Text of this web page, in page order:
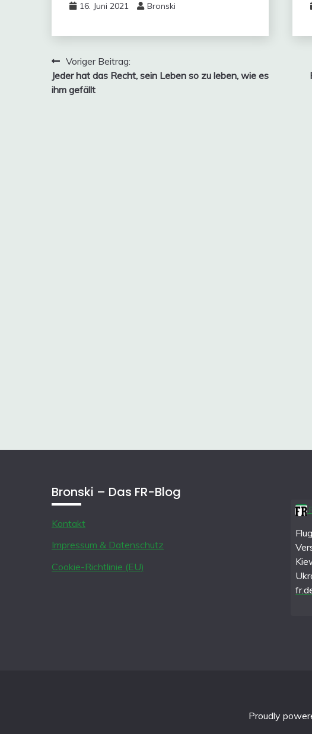
16. Juni 2021 Bronski
Beitragsnavigation
Voriger Beitrag:
Jeder hat das Recht, sein Leben so zu leben, wie es
ihm gefällt
Bronski – Das FR-Blog
Kontakt
Impressum & Datenschutz
Cookie-Richtlinie (EU)
Proudly